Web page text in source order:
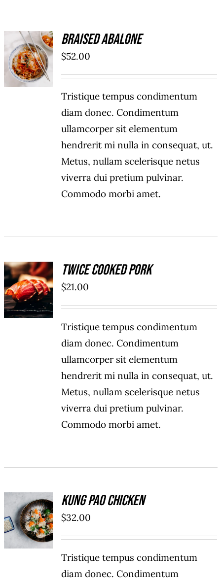
CON NOSOTROS
AÑADIR
AL
CARRITO
/
DETAILS
Braised Abalone
$52.00
Tristique tempus condimentum
diam donec. Condimentum
ullamcorper sit elementum
hendrerit mi nulla in consequat, ut.
Metus, nullam scelerisque netus
viverra dui pretium pulvinar.
Commodo morbi amet.
AÑADIR
AL
CARRITO
/
DETAILS
Twice Cooked Pork
$21.00
Tristique tempus condimentum
diam donec. Condimentum
ullamcorper sit elementum
hendrerit mi nulla in consequat, ut.
Metus, nullam scelerisque netus
viverra dui pretium pulvinar.
Commodo morbi amet.
AÑADIR
AL
CARRITO
/
Kung Pao Chicken
$32.00
Tristique tempus condimentum
diam donec. Condimentum